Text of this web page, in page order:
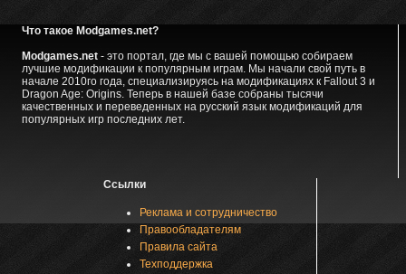
Что такое Modgames.net?
Modgames.net- это портал, где мы с вашей помощью собираем
лучшие модификации к популярным играм. Мы начали свой путь в
начале 2010го года, специализируясь на модификациях к Fallout 3 и
Dragon Age: Origins. Теперь в нашей базе собраны тысячи
качественных и переведенных на русский язык модификаций для
популярных игр последних лет.
Ссылки
Реклама и сотрудничество
Правообладателям
Правила сайта
Техподдержка